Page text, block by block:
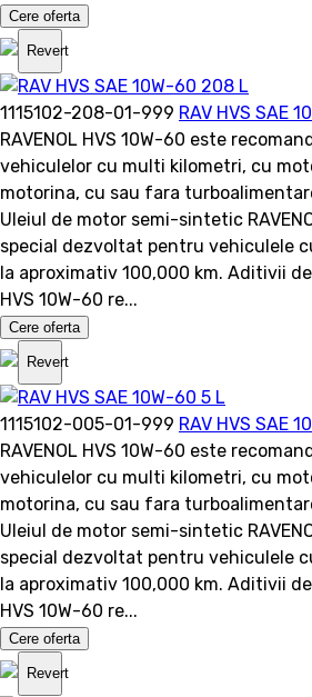
Cere oferta
Revert
1115102-208-01-999 RAV HVS SAE
RAVENOL HVS 10W-60 este
vehiculelor cu multi kilometri, cu
motorina, cu sau fara
Uleiul de motor semi-sintetic
special dezvoltat pentru vehiculele
la aproximativ 100,000 km. Aditivii de
HVS 10W-60 re...
Cere oferta
Revert
1115102-005-01-999 RAV HVS SAE
RAVENOL HVS 10W-60 este
vehiculelor cu multi kilometri, cu
motorina, cu sau fara
Uleiul de motor semi-sintetic
special dezvoltat pentru vehiculele
la aproximativ 100,000 km. Aditivii de
HVS 10W-60 re...
Cere oferta
Revert